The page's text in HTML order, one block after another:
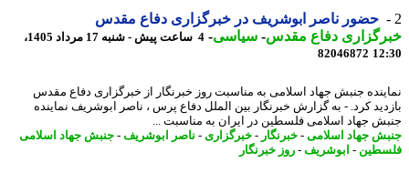
حضور ناصر ابوشریف در خبرگزاری دفاع مقدس
دفاع مقدس-سیاسی-
4 ساعت پیش - شنبه 17 مرداد 1405،
82046872
جنبش جهاد اسلامی به مناسبت روز خبرنگار از خبرگزاری دفاع مقدس
کرد. - به گزارش خبرنگار بین الملل دفاع پرس ، ناصر ابوشریف نماینده
جهاد اسلامی فلسطین در ایران به مناسبت ...
جهاد اسلامی-خبرنگار -خبرگزاری - ناصر ابوشریف-جنبش جهاد اسلامی
-ابوشریف-روز خبرنگار